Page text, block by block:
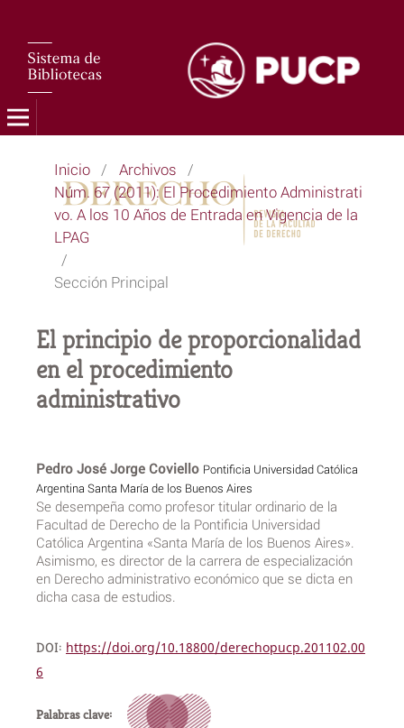
Inicio / Archivos /
Núm. 67 (2011): El Procedimiento Administrati
vo. A los 10 Años de Entrada en Vigencia de la
LPAG
/
Sección Principal
El principio de proporcionalidad
en el procedimiento
administrativo
Pedro José Jorge Coviello Pontificia Universidad Católica
Argentina Santa María de los Buenos Aires
Se desempeña como profesor titular ordinario de la
Facultad de Derecho de la Pontificia Universidad
Católica Argentina «Santa María de los Buenos Aires».
Asimismo, es director de la carrera de especialización
en Derecho administrativo económico que se dicta en
dicha casa de estudios.
DOI: https://doi.org/10.18800/derechopucp.201102.00
6
Palabras clave: